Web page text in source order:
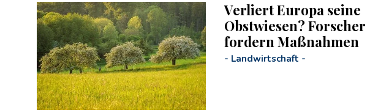
Verliert Europa seine
Obstwiesen? Forscher
fordern Maßnahmen
- Landwirtschaft -